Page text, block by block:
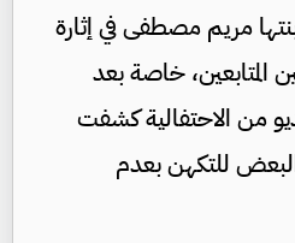
مريم مصطفى في إثارة
المتابعين، خاصة بعد
من الاحتفالية كشفت
للتكهن بعدم